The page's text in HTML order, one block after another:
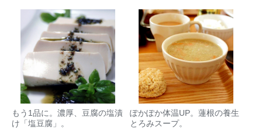
もう1品に。濃厚、豆腐の塩漬
け「塩豆腐」。
ぽかぽか体温UP。蓮根の養生
とろみスープ。